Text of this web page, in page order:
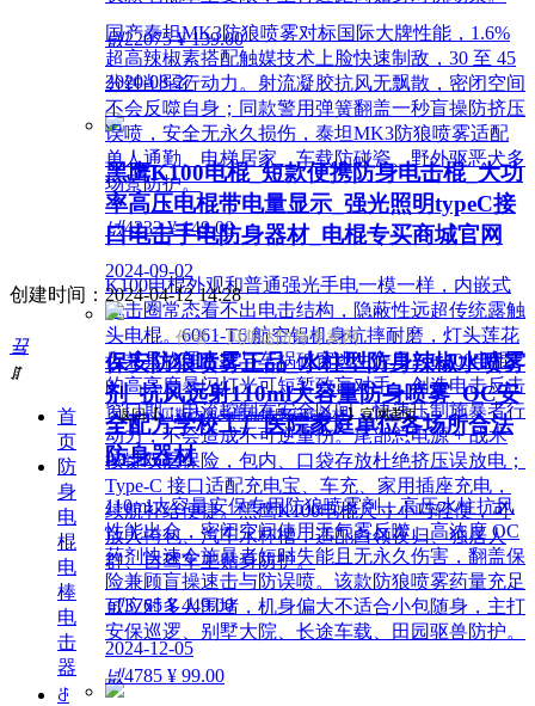
넶22075 ¥ 139.00
2020-08-27
黑鹰K100电棍_短款便携防身电击棍_大功
率高压电棍带电量显示_强光照明typeC接
口电击手电防身器材_电棍专买商城官网
K100电棍外观和普通强光手电一模一样，内嵌式
电击圈常态看不出电击结构，隐蔽性远超传统露触
头电棍。6061-T6 航空铝机身抗摔耐磨，灯头莲花
齿兼具物理击打与车祸破窗逃生作用。K100电棍
的高亮度暴闪灯光可短暂致盲对手，创造电击反击
窗口期；电流控制在安全区间，快速压制施暴者行
动力，不会造成不可逆重伤。尾部总电源 + 战术
按键双层保险，包内、口袋存放杜绝挤压误放电；
Type-C 接口适配充电宝、车充、家用插座充电，
续航补给便捷。黑鹰K100电棍尺寸小巧轻便，可
放入挎包、汽车水杯槽，适配白领夜归、独居人
群、自驾车主贴身防护。
넶3765 ¥ 449.00
2024-12-05
国产泰坦MK3防狼喷雾对标国际大牌性能，1.6%
超高辣椒素搭配触媒技术上脸快速制敌，30 至 45
分钟削弱行动力。射流凝胶抗风无飘散，密闭空间
不会反噬自身；同款警用弹簧翻盖一秒盲操防挤压
误喷，安全无永久损伤，泰坦MK3防狼喷雾适配
单人通勤、电梯居家、车载防碰瓷、野外驱恶犬多
场景防护。
넶4232 ¥ 149.00
2024-09-02
保安防狼喷雾正品_水柱型防身辣椒水喷雾
剂_抗风远射110ml大容量防身喷雾_OC安
全配方学校工厂医院家庭单位各场所合法
防身器材
110ml大容量安保专用防狼喷雾剂，高压水柱抗风
性能出众，密闭空间使用无气雾反噬。高浓度 OC
药剂快速令施暴者短时失能且无永久伤害，翻盖保
险兼顾盲操速击与防误喷。该款防狼喷雾药量充足
可应对多人围堵，机身偏大不适合小包随身，主打
安保巡逻、别墅大院、长途车载、田园驱兽防护。
넶4785 ¥ 99.00
创建时间： 2024-04-12 14:28
作者：贝斯达防身专卖网
끀
ꁲ
首
页
防
身
电
棍
电
棒
电
击
器
ꁕ
返回【贝斯达防身用品黑鹰安防器材】官网首页